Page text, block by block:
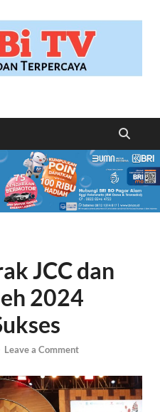
JCC dan
2024
Leave a Comment